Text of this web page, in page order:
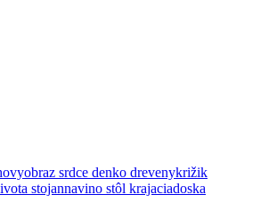
srdce denko drevenykrižik
stojannavino stôl krajaciadoska